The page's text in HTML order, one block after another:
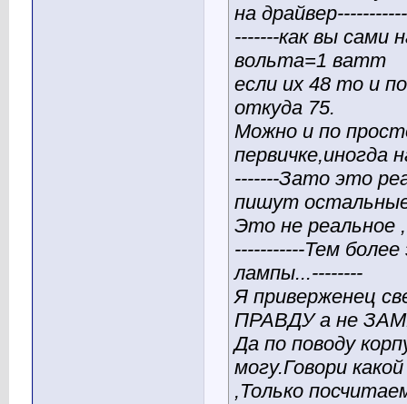
на драйвер-----------
-------как вы сами
вольта=1 ватт
если их 48 то и
откуда 75.
Можно и по
первичке,иногда
-------Зато это
пишут
Это не реальное
-----------Тем
лампы...--------
Я приверженец
ПРАВДУ а не
Да по поводу
могу.Говори
,Только